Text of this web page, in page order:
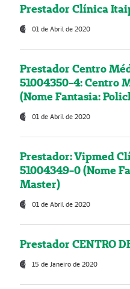
Prestador Clínica
01 de Abril de 2020
Prestador Centro
51004350-4: Centro
(Nome Fantasia:
01 de Abril de 2020
Prestador: Vipmed
51004349-0 (Nome
Master)
01 de Abril de 2020
Prestador CENTRO
15 de Janeiro de 2020